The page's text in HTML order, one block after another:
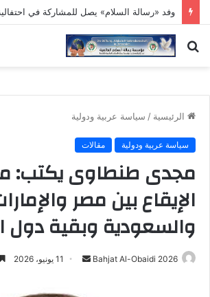
بحث
الرئيسية / سياسة عربية ودولية
سياسة عربية ودولية مقالات
مجدى طنطاوى يكتب:
الإيقاع بين مصر
والسعودية وبقية دول
Bahjat Al-Obaidi 2026
أرسل
إلكترونيا
11 يونيو، 2026